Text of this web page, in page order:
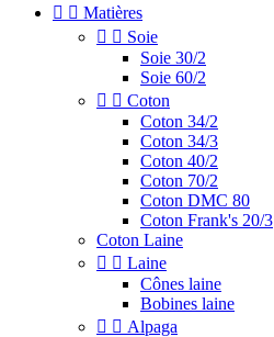
  Matières
  Soie
Soie 30/2
Soie 60/2
  Coton
Coton 34/2
Coton 34/3
Coton 40/2
Coton 70/2
Coton DMC 80
Coton Frank's 20/3
Coton Laine
  Laine
Cônes laine
Bobines laine
  Alpaga